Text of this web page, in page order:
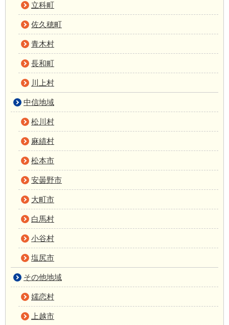
立科町
佐久穂町
青木村
長和町
川上村
中信地域
松川村
麻績村
松本市
安曇野市
大町市
白馬村
小谷村
塩尻市
その他地域
嬬恋村
上越市